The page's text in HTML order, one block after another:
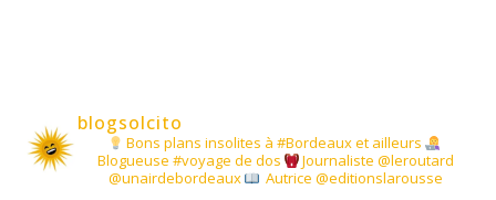
blogsolcito
Bons plans insolites à #Bordeaux et ailleurs
Blogueuse #voyage de dos
Journaliste @leroutard
@unairdebordeaux
Autrice @editionslarousse